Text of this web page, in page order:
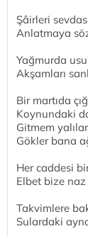
Şâirleri
Anlatmaya
Yağmurda
Akşamları
Bir martıda
Koynundaki
Gitmem
Gökler bana
Her caddesi
Elbet bize
Takvimlere
Sulardaki